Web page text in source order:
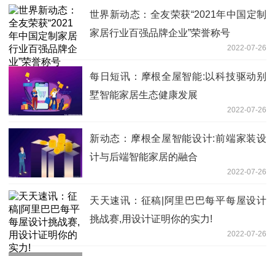
世界新动态：全友荣获“2021年中国定制
家居行业百强品牌企业”荣誉称号
2022-07-26
每日短讯：摩根全屋智能:以科技驱动别
墅智能家居生态健康发展
2022-07-26
新动态：摩根全屋智能设计:前端家装设
计与后端智能家居的融合
2022-07-26
天天速讯：征稿|阿里巴巴每平每屋设计
挑战赛,用设计证明你的实力!
2022-07-26